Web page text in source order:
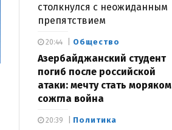
столкнулся с неожиданным
препятствием
Общество
Азербайджанский студент
погиб после российской
атаки: мечту стать моряком
сожгла война
20:44
Политика
20:39